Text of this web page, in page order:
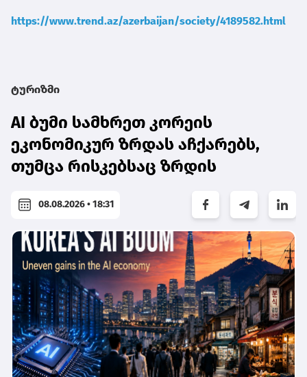
https://www.trend.az/azerbaijan/society/4189582.html
ტურიზმი
AI ბუმი სამხრეთ კორეის
ეკონომიკურ ზრდას აჩქარებს,
თუმცა რისკებსაც ზრდის
08.08.2026 • 18:31